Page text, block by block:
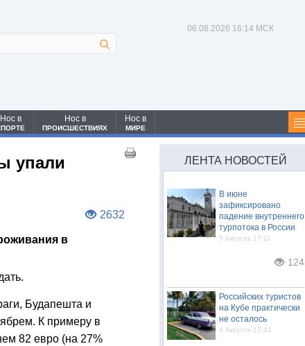
06.08.2026 16:14 МСК
Нос в Нос в
ПРОИСШЕСТВИЯХ
Нос в
МИРЕ
упали
2632
в
Будапешта и
К примеру в
82 евро (на 27%
ЛЕНТА НОВОСТЕЙ
В июне
зафиксировано
падение внутреннего
турпотока в России
5 Августа 17:11
124
Российских туристов
на Кубе практически
не осталось
4 Августа 17:41